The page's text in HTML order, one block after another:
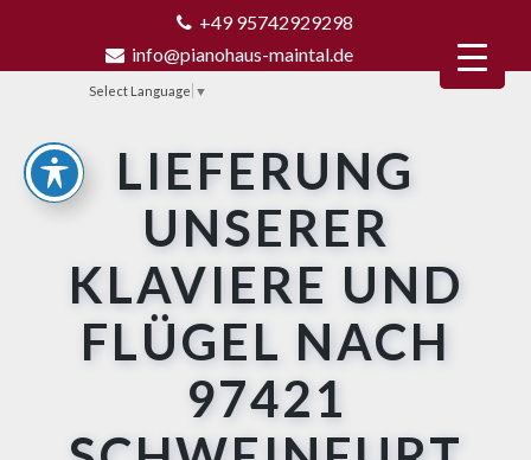
+49 95742929298
info@pianohaus-maintal.de
Select Language ▼
LIEFERUNG
UNSERER
KLAVIERE UND
FLÜGEL NACH
97421